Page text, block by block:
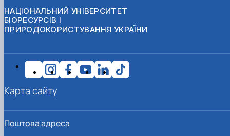
НАЦІОНАЛЬНИЙ УНІВЕРСИТЕТ
БІОРЕСУРСІВ І
ПРИРОДОКОРИСТУВАННЯ УКРАЇНИ
Поштова адреса
Карта сайту